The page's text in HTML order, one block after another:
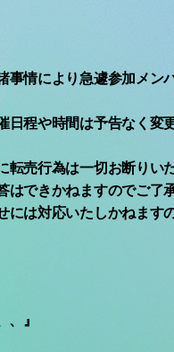
情により急遽参加メン
程や時間は予告なく変
転売行為は一切お断りい
できかねますのでご了
は対応いたしかねます
』